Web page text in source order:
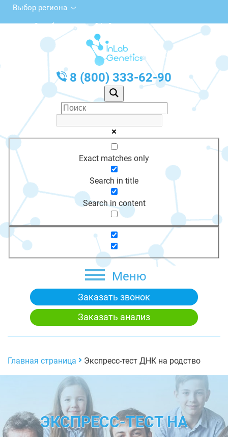
Выбор региона
Октябрьская ул., 9А, Сольвычегодск
с 10:00 до 20:00
График работы: Пн-Пт с 10:00 до 20:00
8 (800) 333-62-90
Exact matches only
Search in title
Search in content
Меню
Заказать звонок
Заказать анализ
Главная страница Экспресс-тест ДНК на родство
ЭКСПРЕСС-ТЕСТ НА